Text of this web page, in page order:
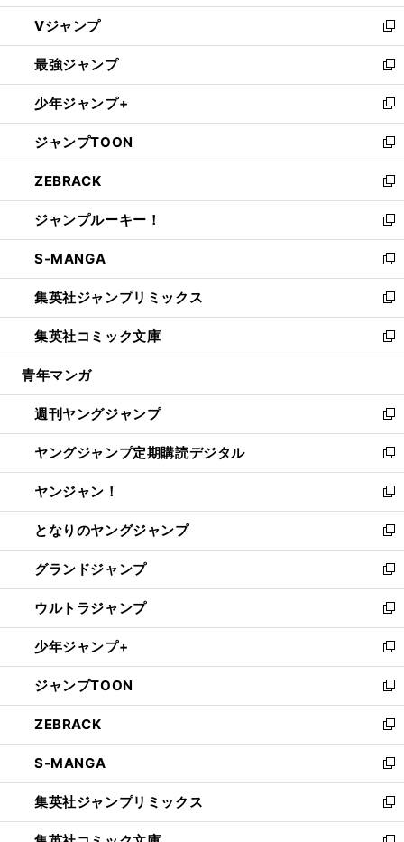
ウ
ィ
ン
ド
ウ
で
開
く
し
い
ウ
ィ
ン
ド
ウ
で
開
く
Vジャンプ
新
し
い
ウ
ィ
ン
ド
ウ
で
開
く
最強ジャンプ
新
し
い
ウ
ィ
ン
ド
ウ
で
開
く
少年ジャンプ+
新
し
い
ウ
ィ
ン
ド
ウ
で
開
く
ジャンプTOON
新
し
い
ウ
ィ
ン
ド
ウ
で
開
く
ZEBRACK
新
し
い
ウ
ィ
ン
ド
ウ
で
開
ジャンプルーキー！
新
し
い
ウ
ィ
ン
ド
ウ
開
く
S-MANGA
新
し
い
ウ
ィ
ン
ウ
で
開
く
集英社ジャンプリミックス
新
し
い
ウ
ン
ド
ウ
で
開
く
集英社コミック文庫
新
し
ウ
ィ
ン
ド
ウ
で
開
く
青年マンガ
週刊ヤングジャンプ
新
し
い
ウ
ィ
ン
ド
ウ
で
開
く
ヤングジャンプ定期購読デジタル
新
し
い
ウ
ィ
ン
ド
ウ
で
開
く
ヤンジャン！
新
し
い
ウ
ィ
ン
ド
ウ
で
開
く
となりのヤングジャンプ
新
し
い
ウ
ィ
ン
ド
ウ
で
開
く
グランドジャンプ
新
し
い
ウ
ィ
ン
ド
ウ
で
開
く
ウルトラジャンプ
新
し
い
ウ
ィ
ン
ド
ウ
で
開
く
少年ジャンプ+
新
し
い
ウ
ィ
ン
ド
ウ
で
開
ジャンプTOON
新
し
い
ウ
ィ
ン
ド
ウ
ZEBRACK
新
し
い
ウ
ィ
ン
S-MANGA
新
し
い
ウ
集英社ジャンプリミックス
新
し